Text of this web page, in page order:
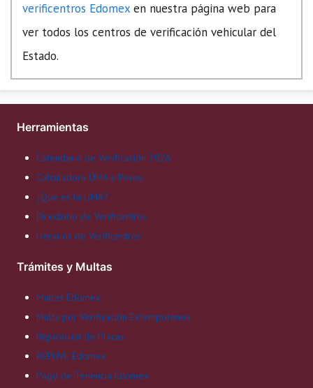
verificentros Edomex en nuestra página web para
ver todos los centros de verificación vehicular del
Estado.
Herramientas
Calendario de Verificación 2026
Calculadora UMA a Pesos
¿Qué es la UMA?
Directorio de Verificentros
Horarios de Verificentros
Trámites y Multas
Multas Edomex
Multa por Verificación Extemporánea
Reposición de Placas
REPUVE Edomex
Pago de Tenencia Edomex